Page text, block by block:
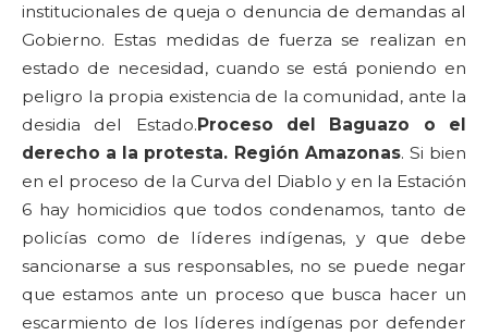
institucionales de queja o denuncia de demandas al
Gobierno. Estas medidas de fuerza se realizan en
estado de necesidad, cuando se está poniendo en
peligro la propia existencia de la comunidad, ante la
desidia del Estado. Proceso del Baguazo o el
derecho a la protesta. Región Amazonas. Si bien
en el proceso de la Curva del Diablo y en la Estación
6 hay homicidios que todos condenamos, tanto de
policías como de líderes indígenas, y que debe
sancionarse a sus responsables, no se puede negar
que estamos ante un proceso que busca hacer un
escarmiento de los líderes indígenas por defender